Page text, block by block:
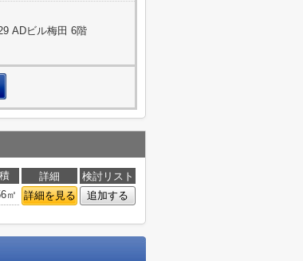
ADビル梅田 6階
詳細
検討リスト
㎡ 詳細を見る 追加する